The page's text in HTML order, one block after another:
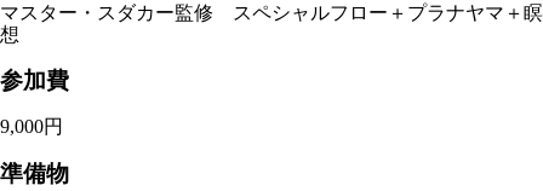
マスター・スダカー監修 スペシャルフロー＋プラナヤマ＋瞑
想
参加費
9,000円
準備物